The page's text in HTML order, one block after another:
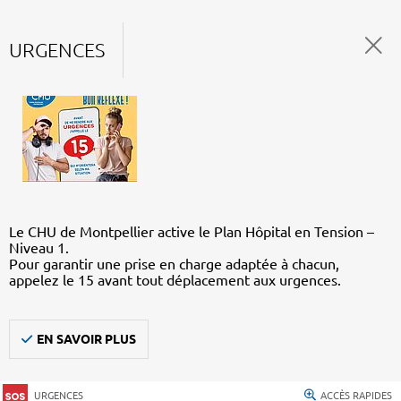
URGENCES
Le CHU de Montpellier active le Plan Hôpital en Tension –
Niveau 1.
Pour garantir une prise en charge adaptée à chacun,
appelez le 15 avant tout déplacement aux urgences.
EN SAVOIR PLUS
URGENCES ACCÈS RAPIDES